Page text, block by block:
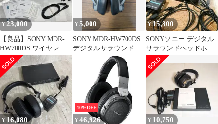
¥23,000
【良品】SONY MDR-
HW700DS ワイヤレス
ヘッドホン
¥5,000
SONY MDR-HW700DS
デジタルサラウンドヘ
ッドホンシステム
¥15,800
SONYソニー デジタル
サラウンドヘッドホン
MDR-HW700DS 9.1ch
¥ 16,080
10%OFF
¥ 46,926 ¥ 10,750